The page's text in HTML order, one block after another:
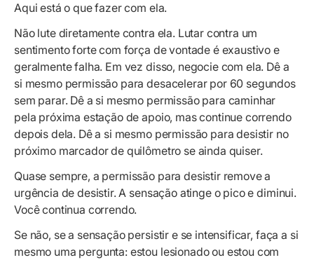
Aqui está o que fazer com ela.
Não lute diretamente contra ela. Lutar contra um
sentimento forte com força de vontade é exaustivo e
geralmente falha. Em vez disso, negocie com ela. Dê a
si mesmo permissão para desacelerar por 60 segundos
sem parar. Dê a si mesmo permissão para caminhar
pela próxima estação de apoio, mas continue correndo
depois dela. Dê a si mesmo permissão para desistir no
próximo marcador de quilômetro se ainda quiser.
Quase sempre, a permissão para desistir remove a
urgência de desistir. A sensação atinge o pico e diminui.
Você continua correndo.
Se não, se a sensação persistir e se intensificar, faça a si
mesmo uma pergunta: estou lesionado ou estou com